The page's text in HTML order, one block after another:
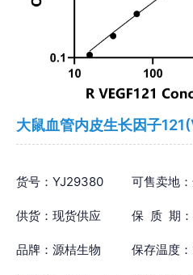
大鼠血管内皮生长因子
货号：YJ29380 可售卖地
供货：现货供应 保 质 期
品牌：源桔生物 保存温度